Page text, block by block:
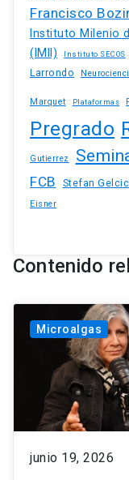
Francisco
Instituto Milenio
(IMII)
Instituto SECOS
Larrondo
Marquet Plataformas
Pregrado
Gutierrez
FCB
Stefan
Eisner
Contenido
Microalgas
junio 19, 2026